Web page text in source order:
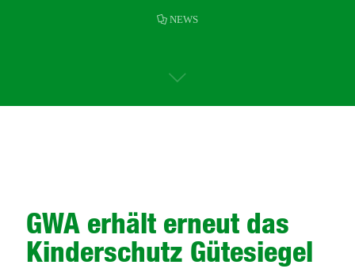
NEWS
GWA erhält erneut das
Kinderschutz Gütesiegel